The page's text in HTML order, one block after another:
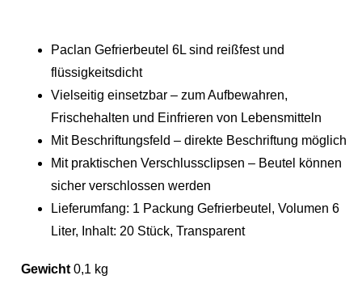
Paclan Gefrierbeutel 6L sind reißfest und
flüssigkeitsdicht
Vielseitig einsetzbar – zum Aufbewahren,
Frischehalten und Einfrieren von Lebensmitteln
Mit Beschriftungsfeld – direkte Beschriftung möglich
Mit praktischen Verschlussclipsen – Beutel können
sicher verschlossen werden
Lieferumfang: 1 Packung Gefrierbeutel, Volumen 6
Liter, Inhalt: 20 Stück, Transparent
Gewicht 0,1 kg